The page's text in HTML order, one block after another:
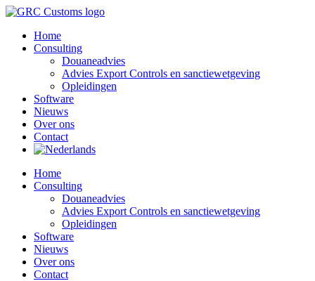
Ga
inhoud
Home
Consulting
Douaneadvies
Advies Export Controls en sanctiewetgeving
Opleidingen
Software​
Nieuws
Over ons
Contact
Home
Consulting
Douaneadvies
Advies Export Controls en sanctiewetgeving
Opleidingen
Software​
Nieuws
Over ons
Contact